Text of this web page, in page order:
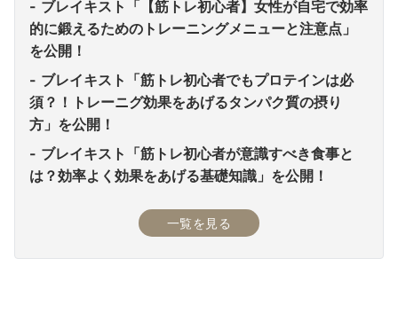
ブレイキスト「【筋トレ初心者】女性が自宅で効率
的に鍛えるためのトレーニングメニューと注意点」
を公開！
ブレイキスト「筋トレ初心者でもプロテインは必
須？！トレーニグ効果をあげるタンパク質の摂り
方」を公開！
ブレイキスト「筋トレ初心者が意識すべき食事と
は？効率よく効果をあげる基礎知識」を公開！
一覧を見る